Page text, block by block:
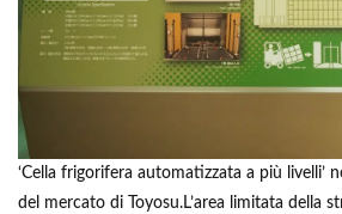
‘Cella frigorifera automatizzata a più livelli’
del mercato di Toyosu.L’area limitata della